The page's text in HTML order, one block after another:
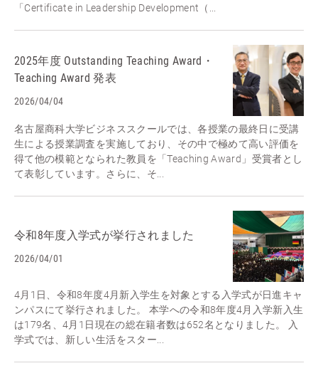
「Certificate in Leadership Development（...
2025年度 Outstanding Teaching Award・
Teaching Award 発表
2026/04/04
名古屋商科大学ビジネススクールでは、各授業の最終日に受講
生による授業調査を実施しており、その中で極めて高い評価を
得て他の模範となられた教員を「Teaching Award」受賞者とし
て表彰しています。さらに、そ...
令和8年度入学式が挙行されました
2026/04/01
4月1日、令和8年度4月新入学生を対象とする入学式が日進キャ
ンパスにて挙行されました。 本学への令和8年度4月入学新入生
は179名、4月1日現在の総在籍者数は652名となりました。 入
学式では、新しい生活をスター...